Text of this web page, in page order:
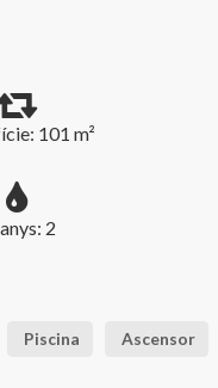
101 m²
2
Piscina Ascensor